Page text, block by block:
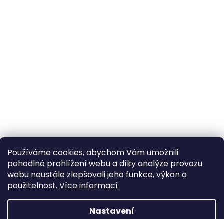
Používáme cookies, abychom Vám umožnili
pohodlné prohlížení webu a díky analýze provozu
webu neustále zlepšovali jeho funkce, výkon a
použitelnost. Více informací
Nastavení